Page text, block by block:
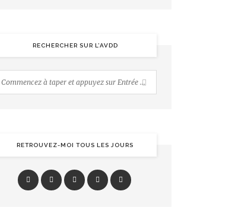
RECHERCHER SUR L’AVDD
RETROUVEZ-MOI TOUS LES JOURS